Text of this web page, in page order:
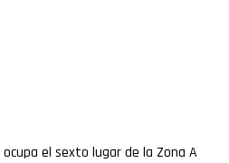
ocupa el sexto lugar de la Zona A